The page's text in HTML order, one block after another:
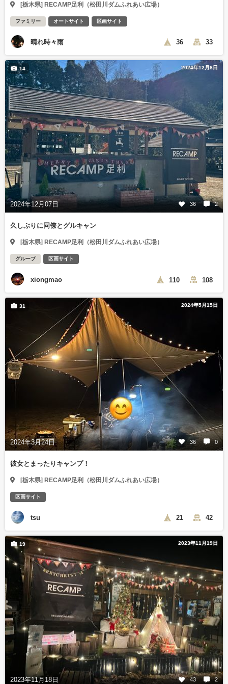
[栃木県] RECAMP足利（松田川ダムふれあい広場）
ファミリー オートサイト 区画サイト
晴れ時々雨 36 33
2024年12月8日
2024年12月07日 36 2
14
久しぶりに同僚とグルキャン
[栃木県] RECAMP足利（松田川ダムふれあい広場）
グループ 区画サイト
xiongmao 110 108
2024年5月15日
2024年3月24日 36 0
31
彼女とまったりキャンプ！
[栃木県] RECAMP足利（松田川ダムふれあい広場）
区画サイト
tsu 21 42
2023年11月19日
2023年11月18日 43 2
19